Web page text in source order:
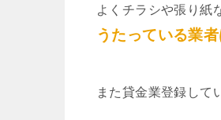
よくチラシや張り紙
うたっている業
また貸金業登録して